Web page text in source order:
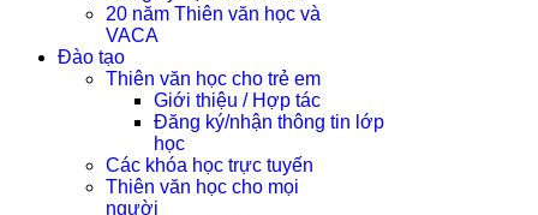
20 năm Thiên văn học và
VACA
Đào tạo
Thiên văn học cho trẻ em
Giới thiệu / Hợp tác
Đăng ký/nhận thông tin lớp
học
Các khóa học trực tuyến
Thiên văn học cho mọi
người